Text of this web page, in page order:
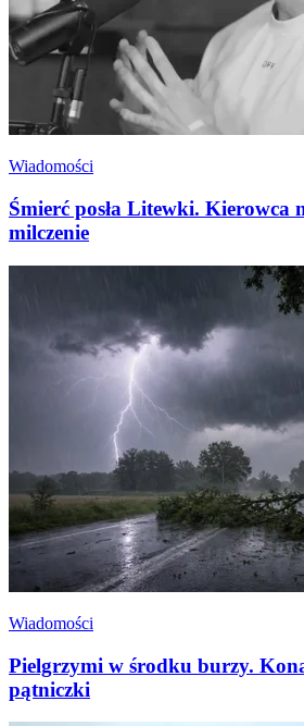
Wiadomości
Śmierć posła Litewki. Kierowca
milczenie
Wiadomości
Pielgrzymi w środku burzy.
pątniczki